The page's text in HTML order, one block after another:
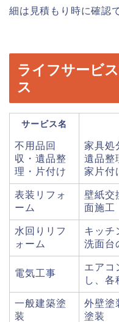
細は見積もり時に確認
ライフサービ
ス
サービス名
不用品回
収・遺品整
理・片付け
家具処
遺品整
家片付
表装リフォ
ーム
壁紙交
面施工
水回りリフ
ォーム
キッチ
洗面台
電気工事
エアコ
し、各
一般建築塗
装
外壁塗
塗装